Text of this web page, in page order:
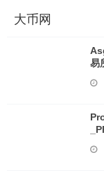
大币网
易